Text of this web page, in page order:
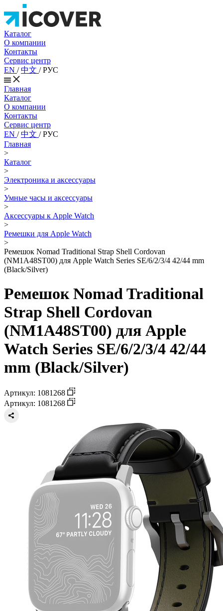
Каталог
О компании
Контакты
Сервис центр
EN /中文 /РУС
Главная
Каталог
О компании
Контакты
Сервис центр
EN /中文 /РУС
Главная
>
Каталог
>
Электроника и аксессуары
>
Умные часы и аксессуары
>
Аксессуары к Apple Watch
>
Ремешки для Apple Watch
>
Ремешок Nomad Traditional Strap Shell Cordovan
(NM1A48ST00) для Apple Watch Series SE/6/2/3/4 42/44 mm
(Black/Silver)
Ремешок Nomad Traditional
Strap Shell Cordovan
(NM1A48ST00) для Apple
Watch Series SE/6/2/3/4 42/44
mm (Black/Silver)
Артикул: 1081268
Артикул: 1081268